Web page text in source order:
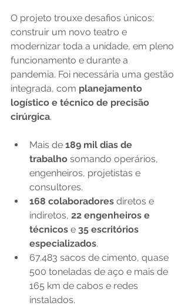
O projeto trouxe desafios únicos:
construir um novo teatro e
modernizar toda a unidade, em pleno
funcionamento e durante a
pandemia. Foi necessária uma gestão
integrada, com planejamento
logístico e técnico de precisão
cirúrgica.
Mais de 189 mil dias de
trabalho somando operários,
engenheiros, projetistas e
consultores.
168 colaboradores diretos e
indiretos, 22 engenheiros e
técnicos e 35 escritórios
especializados.
67.483 sacos de cimento, quase
500 toneladas de aço e mais de
165 km de cabos e redes
instalados.